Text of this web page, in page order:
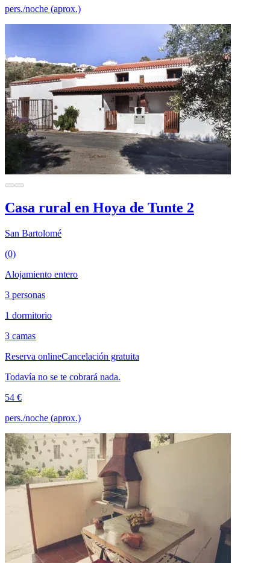
pers./noche (aprox.)
Casa rural en Hoya de Tunte 2
San Bartolomé
(0)
Alojamiento entero
3 personas
1 dormitorio
3 camas
Reserva onlineCancelación gratuita
Todavía no se te cobrará nada.
54 €
pers./noche (aprox.)